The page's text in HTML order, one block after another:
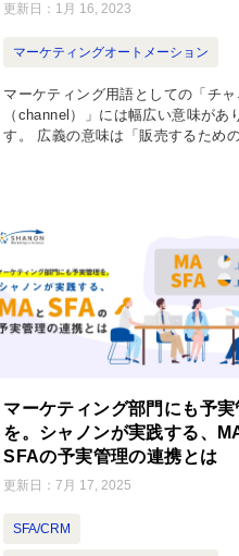
更新日： 1月 16, 2023
マーケティングオートメーション
マーケティング用語としての「チャ
（channel）」には幅広い意味があ
す。 広義の意味は「販売するため
マーケティング部門にも予実
を。シャノンが実践する、
SFAの予実管理の連携とは
更新日：7月 17, 2025
SFA/CRM